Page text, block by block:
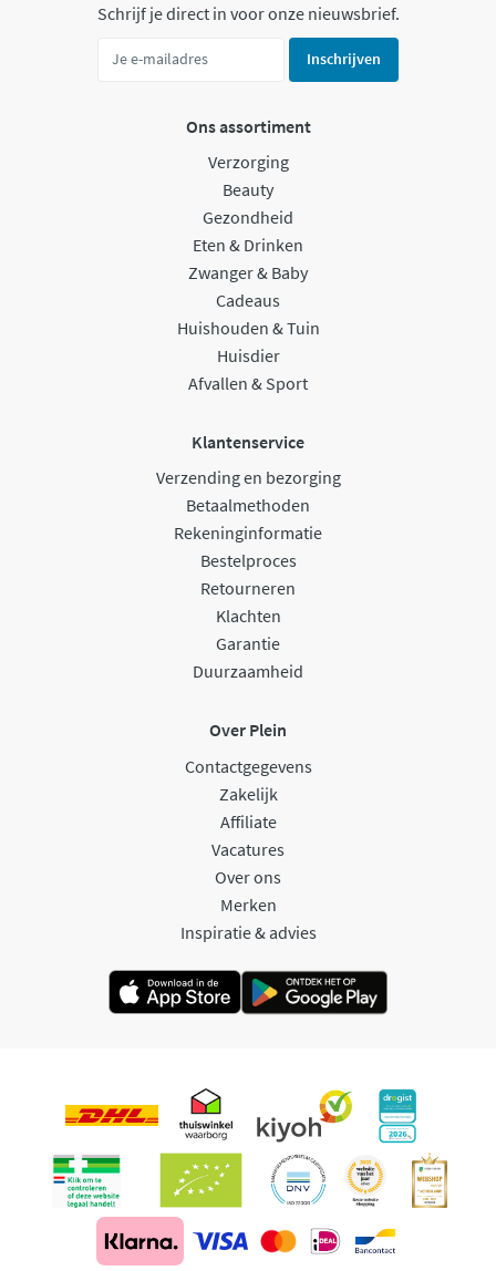
Schrijf je direct in voor onze nieuwsbrief.
Inschrijven
Ons assortiment
Verzorging
Beauty
Gezondheid
Eten & Drinken
Zwanger & Baby
Cadeaus
Huishouden & Tuin
Huisdier
Afvallen & Sport
Klantenservice
Verzending en bezorging
Betaalmethoden
Rekeninginformatie
Bestelproces
Retourneren
Klachten
Garantie
Duurzaamheid
Over Plein
Contactgegevens
Zakelijk
Affiliate
Vacatures
Over ons
Merken
Inspiratie & advies